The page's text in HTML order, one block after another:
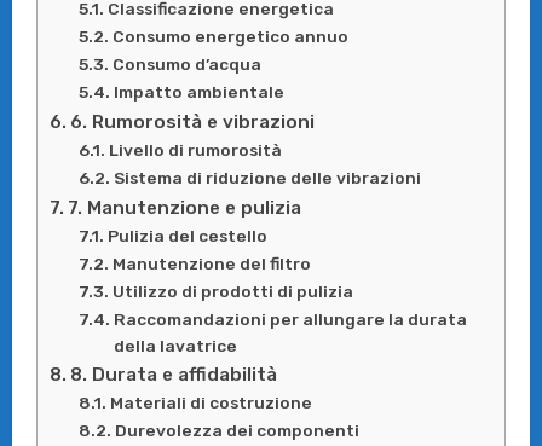
Classificazione energetica
Consumo energetico annuo
Consumo d’acqua
Impatto ambientale
6. Rumorosità e vibrazioni
Livello di rumorosità
Sistema di riduzione delle vibrazioni
7. Manutenzione e pulizia
Pulizia del cestello
Manutenzione del filtro
Utilizzo di prodotti di pulizia
Raccomandazioni per allungare la durata
della lavatrice
8. Durata e affidabilità
Materiali di costruzione
Durevolezza dei componenti